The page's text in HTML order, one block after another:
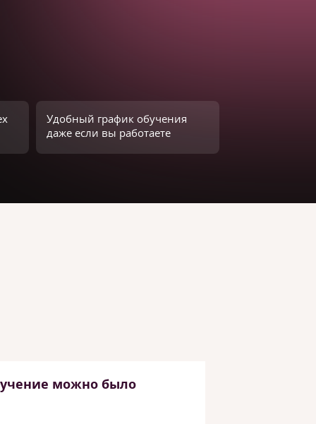
Удобный график обучения
даже если вы работаете
можно было